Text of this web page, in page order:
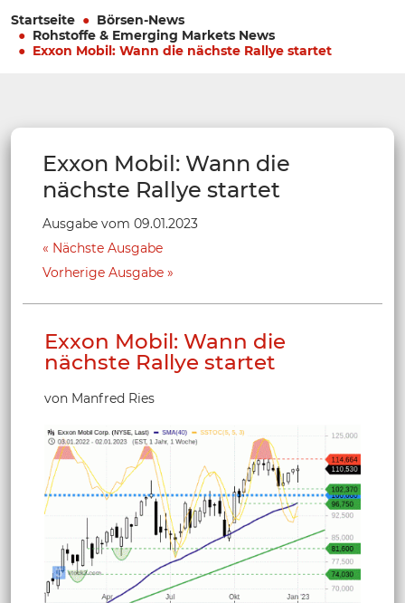
Startseite
Börsen-News
Rohstoffe & Emerging Markets News
Exxon Mobil: Wann die nächste Rallye startet
Exxon Mobil: Wann die
nächste Rallye startet
Ausgabe vom 09.01.2023
Nächste Ausgabe
Vorherige Ausgabe
Exxon Mobil: Wann die
nächste Rallye startet
von Manfred Ries